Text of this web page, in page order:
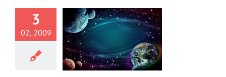
3
02, 2009
des
les
du destin
énergie